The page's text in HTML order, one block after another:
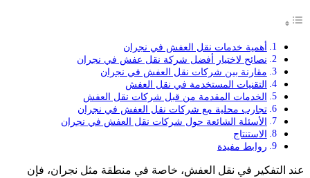
أهمية خدمات نقل العفش في نجران
نصائح لاختيار أفضل شركة نقل عفش في نجران
مقارنة بين شركات نقل العفش في نجران
التقنيات المستخدمة في نقل العفش
الخدمات المقدمة من قبل شركات نقل العفش
تجارب محلية مع شركات نقل العفش في نجران
الأسئلة الشائعة حول شركات نقل العفش في نجران
الاستنتاج
روابط مفيدة
عند التفكير في نقل العفش، خاصة في منطقة مثل نجران، فإن